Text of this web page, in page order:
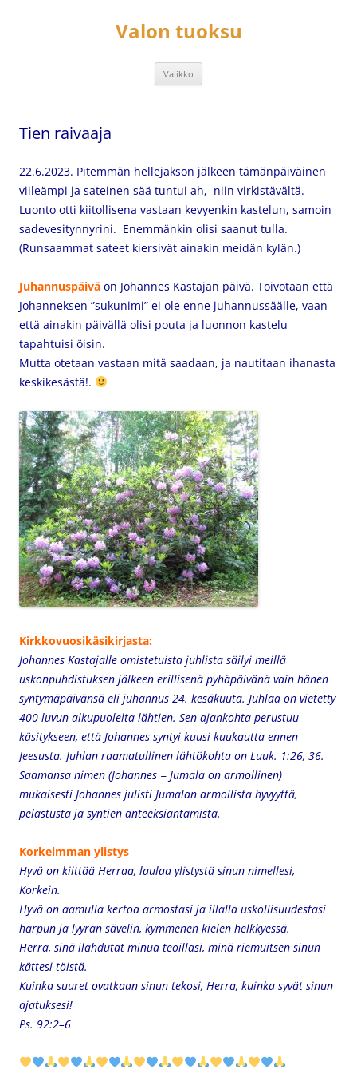
Valon tuoksu
Valikko
Tien raivaaja
22.6.2023. Pitemmän hellejakson jälkeen tämänpäiväinen
viileämpi ja sateinen sää tuntui ah, niin virkistävältä.
Luonto otti kiitollisena vastaan kevyenkin kastelun, samoin
sadevesitynnyrini. Enemmänkin olisi saanut tulla.
(Runsaammat sateet kiersivät ainakin meidän kylän.)
Juhannuspäivä on Johannes Kastajan päivä. Toivotaan että
Johanneksen ”sukunimi” ei ole enne juhannussäälle, vaan
että ainakin päivällä olisi pouta ja luonnon kastelu
tapahtuisi öisin.
Mutta otetaan vastaan mitä saadaan, ja nautitaan ihanasta
keskikesästä!.
Kirkkovuosikäsikirjasta:
Johannes Kastajalle omistetuista juhlista säilyi meillä
uskonpuhdistuksen jälkeen erillisenä pyhäpäivänä vain hänen
syntymäpäivänsä eli juhannus 24. kesäkuuta. Juhlaa on vietetty
400-luvun alkupuolelta lähtien. Sen ajankohta perustuu
käsitykseen, että Johannes syntyi kuusi kuukautta ennen
Jeesusta. Juhlan raamatullinen lähtökohta on Luuk. 1:26, 36.
Saamansa nimen (Johannes = Jumala on armollinen)
mukaisesti Johannes julisti Jumalan armollista hyvyyttä,
pelastusta ja syntien anteeksiantamista.
Korkeimman ylistys
Hyvä on kiittää Herraa, laulaa ylistystä sinun nimellesi,
Korkein.
Hyvä on aamulla kertoa armostasi ja illalla uskollisuudestasi
harpun ja lyyran sävelin, kymmenen kielen helkkyessä.
Herra, sinä ilahdutat minua teoillasi, minä riemuitsen sinun
kättesi töistä.
Kuinka suuret ovatkaan sinun tekosi, Herra, kuinka syvät sinun
ajatuksesi!
Ps. 92:2–6